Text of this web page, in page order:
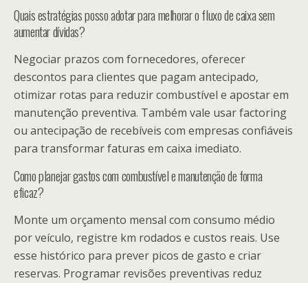
Quais estratégias posso adotar para melhorar o fluxo de caixa sem
aumentar dívidas?
Negociar prazos com fornecedores, oferecer
descontos para clientes que pagam antecipado,
otimizar rotas para reduzir combustível e apostar em
manutenção preventiva. Também vale usar factoring
ou antecipação de recebíveis com empresas confiáveis
para transformar faturas em caixa imediato.
Como planejar gastos com combustível e manutenção de forma
eficaz?
Monte um orçamento mensal com consumo médio
por veículo, registre km rodados e custos reais. Use
esse histórico para prever picos de gasto e criar
reservas. Programar revisões preventivas reduz